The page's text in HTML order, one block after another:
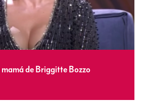
mamá de Briggitte Bozzo